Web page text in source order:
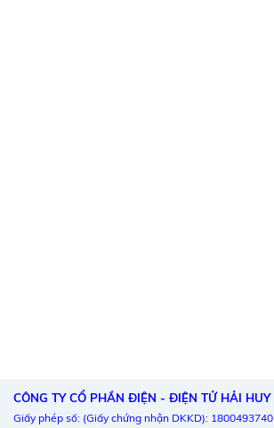
CÔNG TY CỔ PHẦN ĐIỆN - ĐIỆN TỬ HẢI HUY
Giấy phép số: (Giấy chứng nhận DKKD): 1800493740